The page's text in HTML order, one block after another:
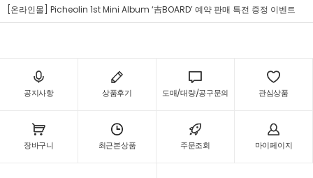
[온라인몰] Picheolin 1st Mini Album ‘吉BOARD’ 예약 판매 특전 증정 이벤트
공지사항 상품후기 도매/대량/공구문의 관심상품
장바구니 최근본상품 주문조회 마이페이지